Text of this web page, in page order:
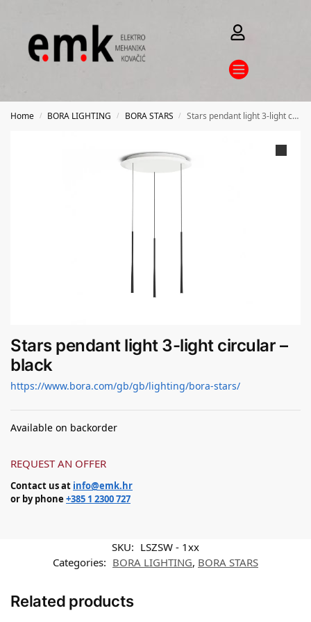
Home / BORA LIGHTING / BORA STARS / Stars pendant light 3-light circular – black
Stars pendant light 3-light circular –
black
https://www.bora.com/gb/gb/lighting/bora-stars/
Available on backorder
REQUEST AN OFFER
Contact us at info@emk.hr
or by phone +385 1 2300 727
SKU: LSZSW - 1xx
Categories: BORA LIGHTING, BORA STARS
Related products